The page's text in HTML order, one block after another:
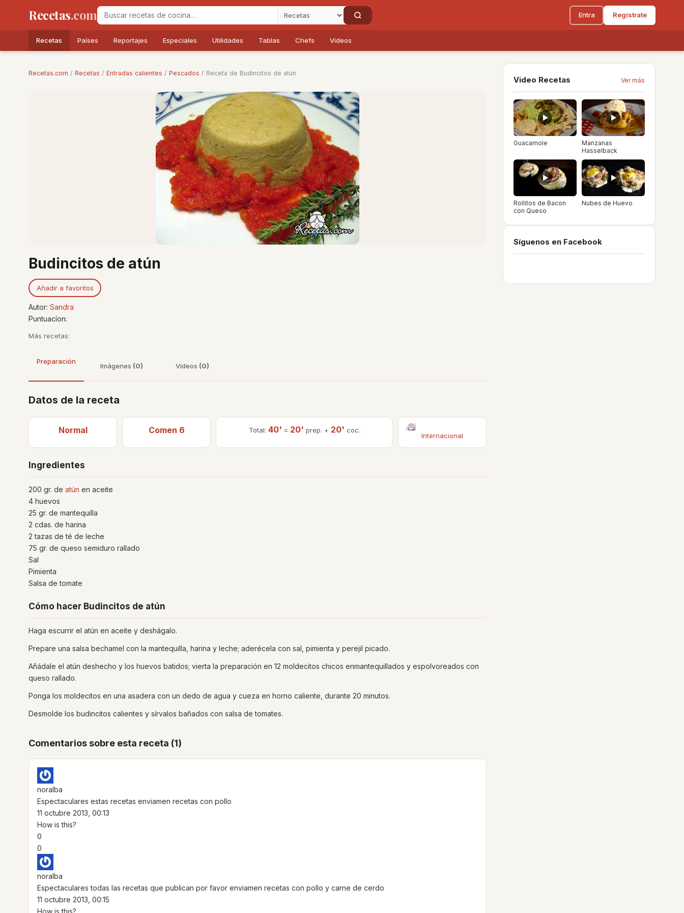
Recetas.com Entra Regístrate
Recetas Países Reportajes Especiales Utilidades Tablas Chefs Videos
Recetas.com / Recetas / Entradas calientes / Pescados / Receta de Budincitos de atún
Budincitos de atún
Añadir a favoritos
Autor: Sandra
Puntuacíon:
Más recetas:
Preparación
Imágenes (0) Videos (0)
Datos de la receta
Normal Comen 6 Total: 40' = 20' prep. + 20' coc.
Internacional
Ingredientes
200 gr. de atún en aceite
4 huevos
25 gr. de mantequilla
2 cdas. de harina
2 tazas de té de leche
75 gr. de queso semiduro rallado
Sal
Pimienta
Salsa de tomate
Cómo hacer Budincitos de atún
Haga escurrir el atún en aceite y deshágalo.
Prepare una salsa bechamel con la mantequilla, harina y leche; aderécela con sal, pimienta y perejil picado.
Añádale el atún deshecho y los huevos batidos; vierta la preparación en 12 moldecitos chicos enmantequillados y espolvoreados con
queso rallado.
Ponga los moldecitos en una asadera con un dedo de agua y cueza en horno caliente, durante 20 minutos.
Desmolde los budincitos calientes y sírvalos bañados con salsa de tomates.
Comentarios sobre esta receta (1)
noralba
Espectaculares estas recetas enviamen recetas con pollo
11 octubre 2013, 00:13
How is this?
0
0
noralba
Espectaculares todas las recetas que publican por favor enviamen recetas con pollo y carne de cerdo
11 octubre 2013, 00:15
How is this?
Video Recetas Ver más
Guacamole
Manzanas
Hasselback
Rollitos de Bacon
con Queso
Nubes de Huevo
Síguenos en Facebook